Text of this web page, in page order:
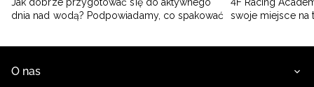
Jak dobrze przygotować się do aktywnego
dnia nad wodą? Podpowiadamy, co spakować
4F Racing
swoje miejsce na
O nas